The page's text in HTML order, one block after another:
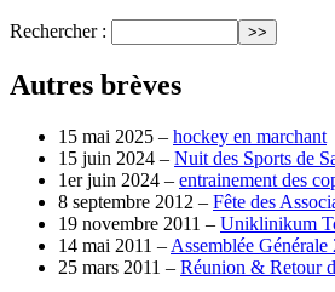
Rechercher :
Autres brèves
15 mai 2025 – hockey en marchant
15 juin 2024 – Nuit des Sports de
1er juin 2024 – entrainement des
8 septembre 2012 – Fête des
19 novembre 2011 – Uniklinikum
14 mai 2011 – Assemblée Générale
25 mars 2011 – Réunion & Retour